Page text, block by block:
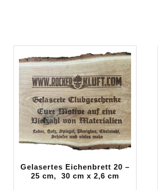
Gelasertes Eichenbrett 20 –
25 cm, 30 cm x 2,6 cm